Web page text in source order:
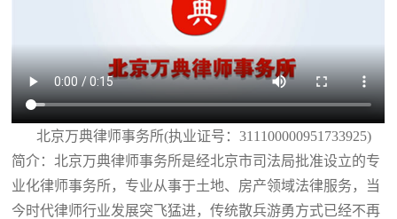
北京万典律师事务所(执业证号：311100000951733925)
简介：北京万典律师事务所是经北京市司法局批准设立的专
业化律师事务所，专业从事于土地、房产领域法律服务，当
今时代律师行业发展突飞猛进，传统散兵游勇方式已经不再